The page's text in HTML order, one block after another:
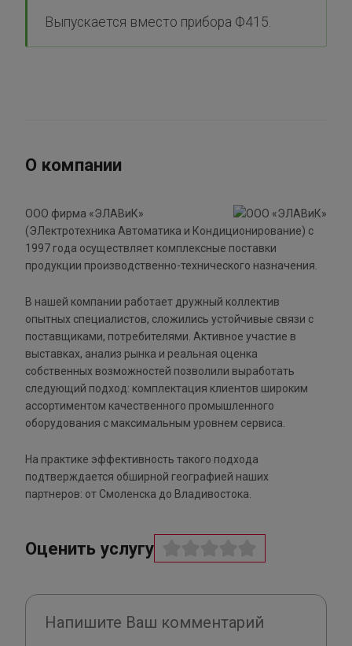
Выпускается вместо прибора Ф415.
О компании
ООО фирма «ЭЛАВиК»
(ЭЛектротехника Автоматика и Кондиционирование) с
1997 года осуществляет комплексные поставки
продукции производственно-технического назначения.
В нашей компании работает дружный коллектив
опытных специалистов, сложились устойчивые связи с
поставщиками, потребителями. Активное участие в
выставках, анализ рынка и реальная оценка
собственных возможностей позволили выработать
следующий подход: комплектация клиентов широким
ассортиментом качественного промышленного
оборудования с максимальным уровнем сервиса.
На практике эффективность такого подхода
подтверждается обширной географией наших
партнеров: от Смоленска до Владивостока.
Оценить услугу